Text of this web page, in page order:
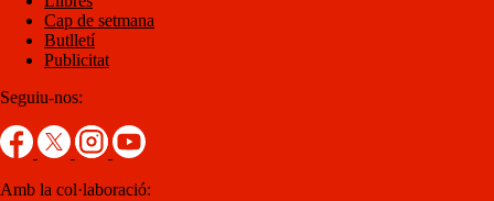
Cap de setmana
Butlletí
Publicitat
Seguiu-nos:
Amb la col·laboració: